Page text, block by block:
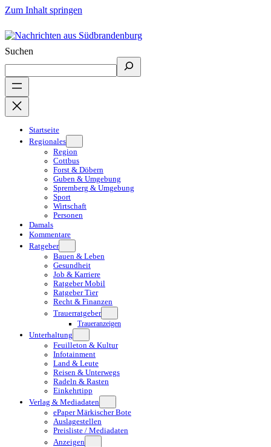
Zum Inhalt springen
Suchen
Startseite
Regionales
Region
Cottbus
Forst & Döbern
Guben & Umgebung
Spremberg & Umgebung
Sport
Wirtschaft
Personen
Damals
Kommentare
Ratgeber
Bauen & Leben
Gesundheit
Job & Karriere
Ratgeber Mobil
Ratgeber Tier
Recht & Finanzen
Trauerratgeber
Traueranzeigen
Unterhaltung
Feuilleton & Kultur
Infotainment
Land & Leute
Reisen & Unterwegs
Radeln & Rasten
Einkehrtipp
Verlag & Mediadaten
ePaper Märkischer Bote
Auslagestellen
Preisliste / Mediadaten
Anzeigen